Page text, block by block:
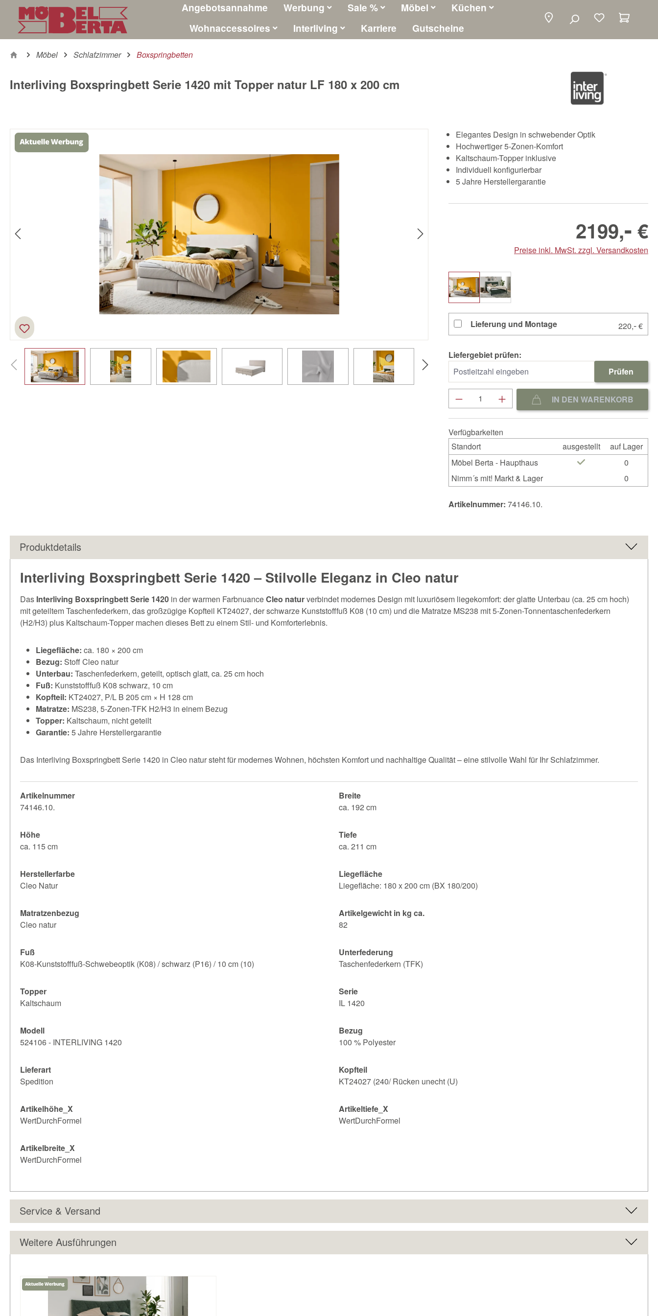
Hauptinhalt springen
Zur Suche springen
Zur Hauptnavigation springen Angebotsannahme Werbung Sale % Möbel
Küchen
Wohnaccessoires
Interliving Karriere Gutscheine
Möbel Schlafzimmer Boxspringbetten
Interliving Boxspringbett Serie 1420 mit Topper natur LF 180 x 200 cm
Bildergalerie überspringen
Elegantes Design in schwebender Optik
Hochwertiger 5-Zonen-Komfort
Kaltschaum-Topper inklusive
Individuell konfigurierbar
5 Jahre Herstellergarantie
2199,- €
Preise inkl. MwSt. zzgl. Versandkosten
Lieferung und Montage 220,-€
Liefergebiet prüfen:
Prüfen
Produkt Anzahl: Gib denIN DEN WARENKORB
Verfügbarkeiten
Standort
ausgestellt
auf Lager
Möbel Berta - Haupthaus
0
Nimm´s mit! Markt & Lager
0
Artikelnummer: 74146.10.
Produktdetails
Interliving Boxspringbett Serie 1420 – Stilvolle Eleganz in Cleo natur
Das Interliving Boxspringbett Serie 1420 in der warmen FarbnuanceCleo naturverbindet modernes Design mit luxuriösem liegekomfort: der glatte Unterbau (ca. 25 cm hoch)
mit geteiltem Taschenfederkern, das großzügige Kopfteil KT24027, der schwarze Kunststofffuß K08 (10 cm) und die Matratze MS238 mit 5-Zonen-Tonnentaschenfederkern
(H2/H3) plus Kaltschaum-Topper machen dieses Bett zu einem Stil- und Komforterlebnis.
Liegefläche: ca. 180 × 200 cm
Bezug: Stoff Cleo natur
Unterbau: Taschenfederkern, geteilt, optisch glatt, ca. 25 cm hoch
Fuß: Kunststofffuß K08 schwarz, 10 cm
Kopfteil: KT24027, P/L B 205 cm × H 128 cm
Matratze: MS238, 5-Zonen-TFK H2/H3 in einem Bezug
Topper: Kaltschaum, nicht geteilt
Garantie: 5 Jahre Herstellergarantie
Das Interliving Boxspringbett Serie 1420 in Cleo natur steht für modernes Wohnen, höchsten Komfort und nachhaltige Qualität – eine stilvolle Wahl für Ihr Schlafzimmer.
Artikelnummer
74146.10.
Breite
ca. 192 cm
Höhe
ca. 115 cm
Tiefe
ca. 211 cm
Herstellerfarbe
Cleo Natur
Liegefläche
Liegefläche: 180 x 200 cm (BX 180/200)
Matratzenbezug
Cleo natur
Artikelgewicht in kg ca.
82
Fuß
K08-Kunststofffuß-Schwebeoptik (K08) / schwarz (P16) / 10 cm (10)
Unterfederung
Taschenfederkern (TFK)
Topper
Kaltschaum
Serie
IL 1420
Modell
524106 - INTERLIVING 1420
Bezug
100 % Polyester
Lieferart
Spedition
Kopfteil
KT24027 (240/ Rücken unecht (U)
Artikelhöhe_X
WertDurchFormel
Artikeltiefe_X
WertDurchFormel
Artikelbreite_X
WertDurchFormel
Service & Versand
Weitere Ausführungen